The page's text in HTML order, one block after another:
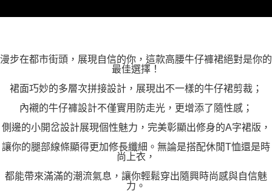
漫步在都市街頭，展現自信的你，這款高腰牛仔褲裙絕對是你的
最佳選擇！
裙面巧妙的多層次拼接設計，展現出不一樣的牛仔裙剪裁；
內襯的牛仔褲設計不僅實用防走光，更增添了隨性感；
側邊的小開岔設計展現個性魅力，完美彰顯出修身的A字裙版，
讓你的腿部線條顯得更加修長纖細。無論是搭配休閒T恤還是時
尚上衣，
都能帶來滿滿的潮流氣息，讓你輕鬆穿出隨興時尚感與自信魅
力。